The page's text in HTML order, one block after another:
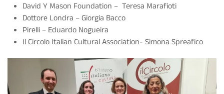
David Y Mason Foundation – Teresa Marafioti
Dottore Londra – Giorgia Bacco
Pirelli – Eduardo Nogueira
Il Circolo Italian Cultural Association- Simona Spreafico